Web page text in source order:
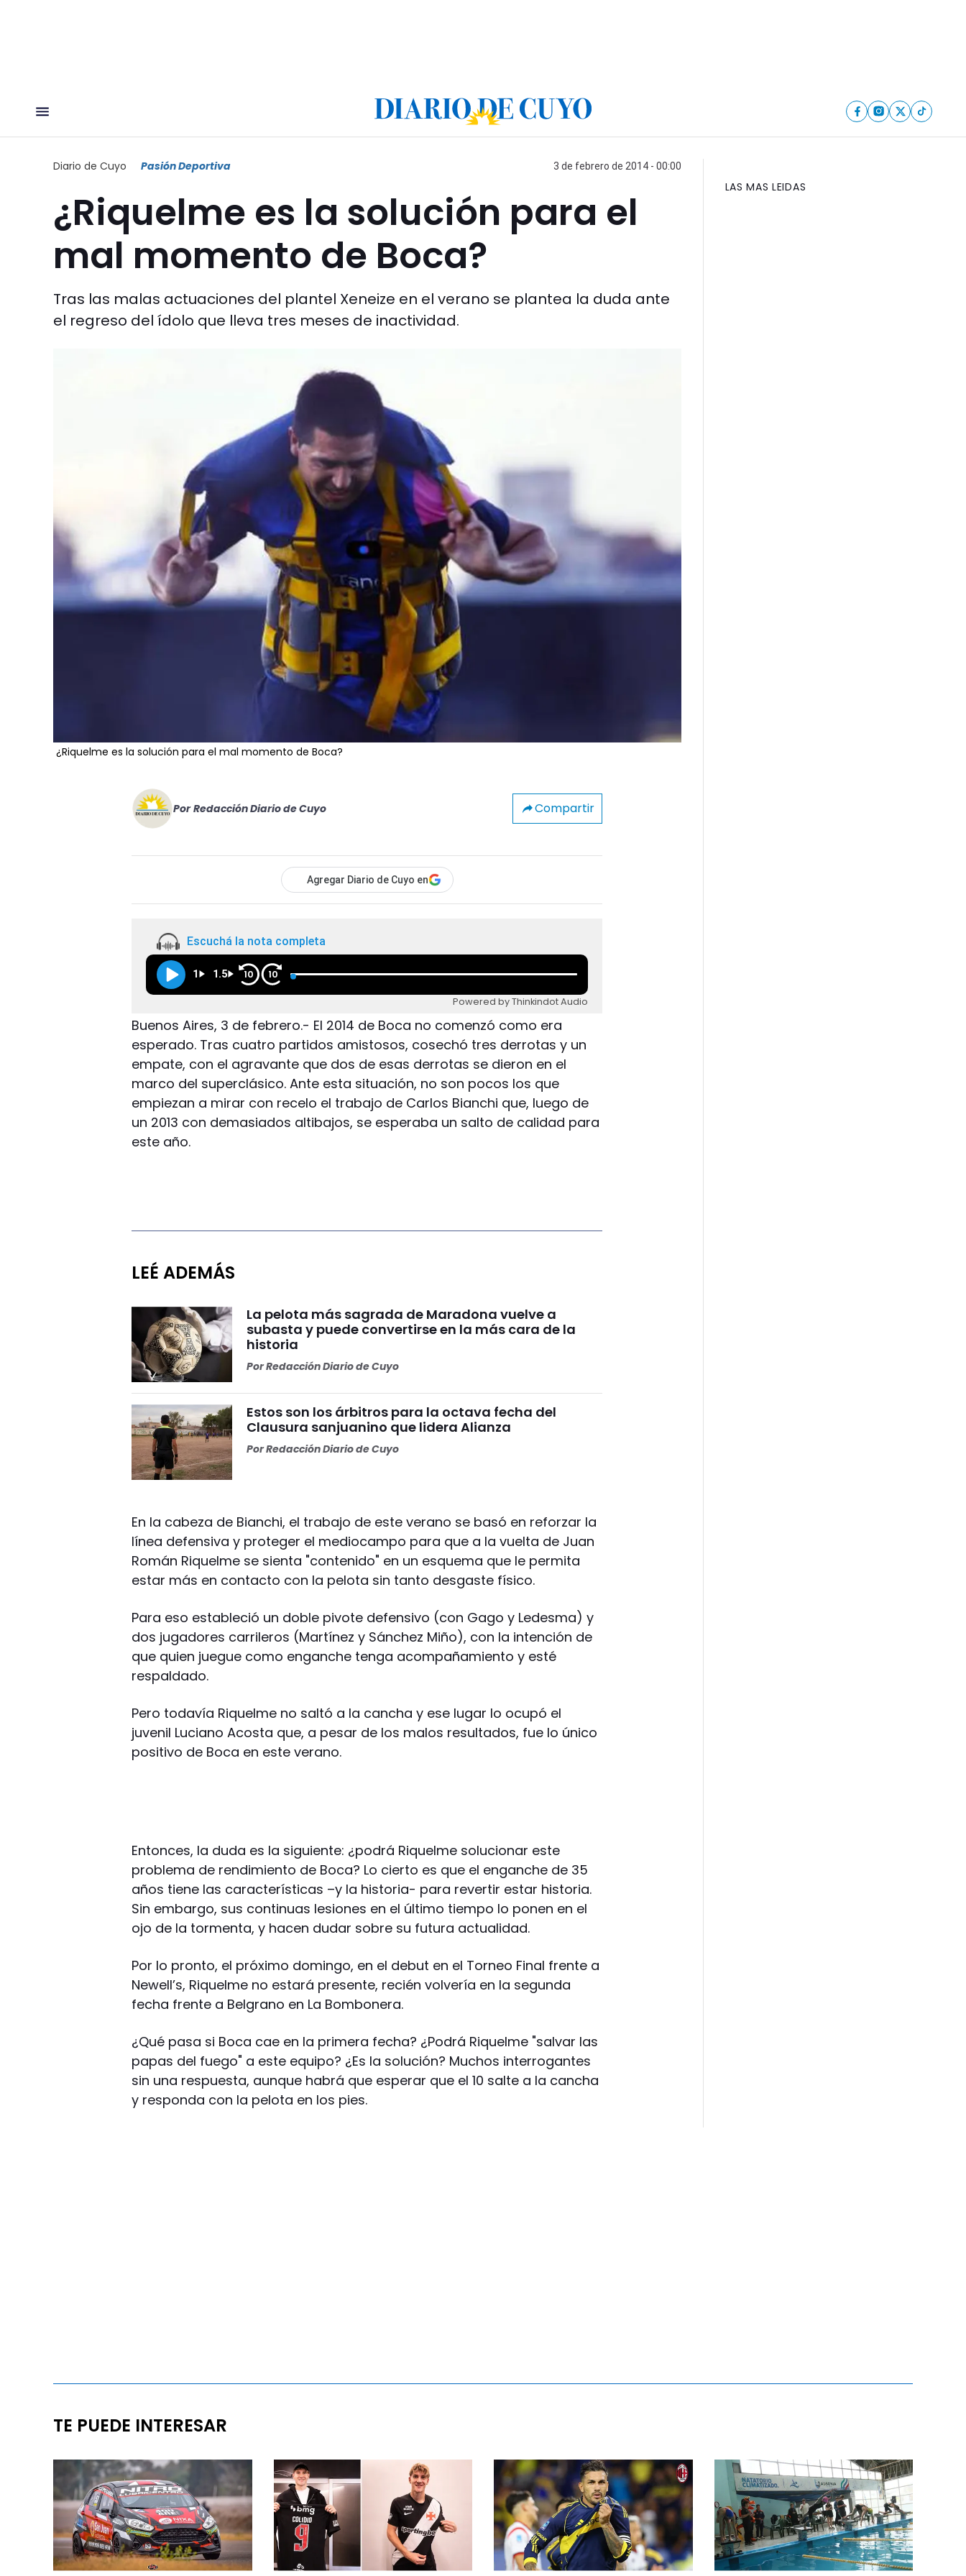
Diario de Cuyo Pasión Deportiva 3 de febrero de 2014 - 00:00
¿Riquelme es la solución para el
mal momento de Boca?
Tras las malas actuaciones del plantel Xeneize en el verano se plantea la duda ante
el regreso del ídolo que lleva tres meses de inactividad.
¿Riquelme es la solución para el mal momento de Boca?
Por Redacción Diario de Cuyo Compartir
Agregar Diario de Cuyo en
Escuchá la nota completa
1 1.5 10 10
Powered by Thinkindot Audio
Buenos Aires, 3 de febrero.- El 2014 de Boca no comenzó como era
esperado. Tras cuatro partidos amistosos, cosechó tres derrotas y un
empate, con el agravante que dos de esas derrotas se dieron en el
marco del superclásico. Ante esta situación, no son pocos los que
empiezan a mirar con recelo el trabajo de Carlos Bianchi que, luego de
un 2013 con demasiados altibajos, se esperaba un salto de calidad para
este año.
LEÉ ADEMÁS
La pelota más sagrada de Maradona vuelve a
subasta y puede convertirse en la más cara de la
historia
PorRedacción Diario de Cuyo
Estos son los árbitros para la octava fecha del
Clausura sanjuanino que lidera Alianza
PorRedacción Diario de Cuyo
En la cabeza de Bianchi, el trabajo de este verano se basó en reforzar la
línea defensiva y proteger el mediocampo para que a la vuelta de Juan
Román Riquelme se sienta "contenido" en un esquema que le permita
estar más en contacto con la pelota sin tanto desgaste físico.
Para eso estableció un doble pivote defensivo (con Gago y Ledesma) y
dos jugadores carrileros (Martínez y Sánchez Miño), con la intención de
que quien juegue como enganche tenga acompañamiento y esté
respaldado.
Pero todavía Riquelme no saltó a la cancha y ese lugar lo ocupó el
juvenil Luciano Acosta que, a pesar de los malos resultados, fue lo único
positivo de Boca en este verano.
Entonces, la duda es la siguiente: ¿podrá Riquelme solucionar este
problema de rendimiento de Boca? Lo cierto es que el enganche de 35
años tiene las características –y la historia- para revertir estar historia.
Sin embargo, sus continuas lesiones en el último tiempo lo ponen en el
ojo de la tormenta, y hacen dudar sobre su futura actualidad.
Por lo pronto, el próximo domingo, en el debut en el Torneo Final frente a
Newell’s, Riquelme no estará presente, recién volvería en la segunda
fecha frente a Belgrano en La Bombonera.
¿Qué pasa si Boca cae en la primera fecha? ¿Podrá Riquelme "salvar las
papas del fuego" a este equipo? ¿Es la solución? Muchos interrogantes
sin una respuesta, aunque habrá que esperar que el 10 salte a la cancha
y responda con la pelota en los pies.
LAS MAS LEIDAS
TE PUEDE INTERESAR